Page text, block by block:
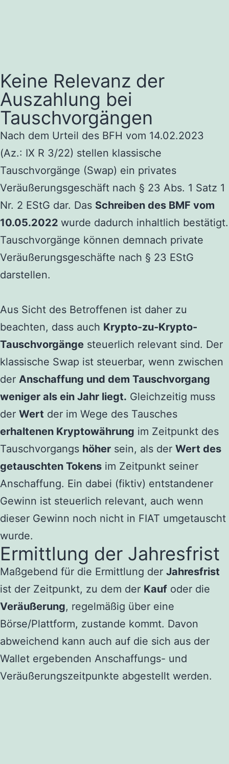
Keine Relevanz der
Auszahlung bei
Tauschvorgängen
Nach dem Urteil des BFH vom 14.02.2023
(Az.: IX R 3/22) stellen klassische
Tauschvorgänge (Swap) ein privates
Veräußerungsgeschäft nach § 23 Abs. 1 Satz 1
Nr. 2 EStG dar. Das Schreiben des BMF vom
10.05.2022 wurde dadurch inhaltlich bestätigt.
Tauschvorgänge können demnach private
Veräußerungsgeschäfte nach § 23 EStG
darstellen.
Aus Sicht des Betroffenen ist daher zu
beachten, dass auch Krypto-zu-Krypto-
Tauschvorgänge steuerlich relevant sind. Der
klassische Swap ist steuerbar, wenn zwischen
der Anschaffung und dem Tauschvorgang
weniger als ein Jahr liegt. Gleichzeitig muss
der Wert der im Wege des Tausches
erhaltenen Kryptowährung im Zeitpunkt des
Tauschvorgangs höher sein, als der Wert des
getauschten Tokens im Zeitpunkt seiner
Anschaffung. Ein dabei (fiktiv) entstandener
Gewinn ist steuerlich relevant, auch wenn
dieser Gewinn noch nicht in FIAT umgetauscht
wurde.
Ermittlung der Jahresfrist
Maßgebend für die Ermittlung der Jahresfrist
ist der Zeitpunkt, zu dem der Kauf oder die
Veräußerung, regelmäßig über eine
Börse/Plattform, zustande kommt. Davon
abweichend kann auch auf die sich aus der
Wallet ergebenden Anschaffungs- und
Veräußerungszeitpunkte abgestellt werden.